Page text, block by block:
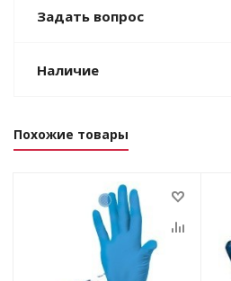
Задать вопрос
Наличие
Похожие товары